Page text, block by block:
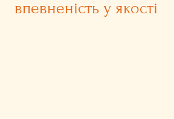
впевненість у якості